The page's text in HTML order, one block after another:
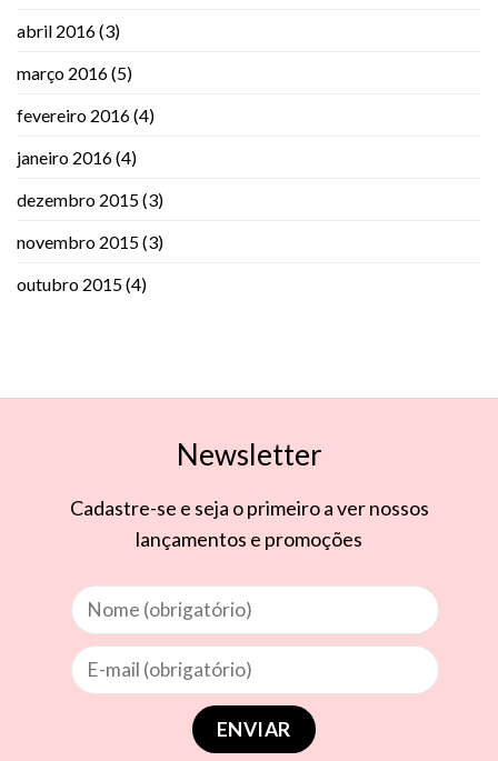
abril 2016(3)
março 2016(5)
fevereiro 2016(4)
janeiro 2016(4)
dezembro 2015(3)
novembro 2015(3)
outubro 2015(4)
Newsletter
Cadastre-se e seja o primeiro a ver nossos
lançamentos e promoções